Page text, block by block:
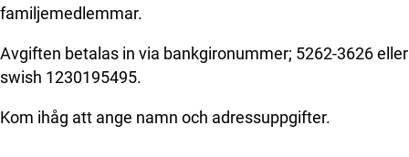
familjemedlemmar.
Avgiften betalas in via bankgironummer; 5262-3626 eller
swish 1230195495.
Kom ihåg att ange namn och adressuppgifter.